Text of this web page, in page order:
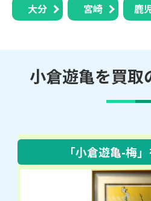
大分 宮崎 鹿
小倉遊亀を買取
「小倉遊亀-梅」